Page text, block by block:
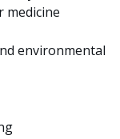
medicine
environmental